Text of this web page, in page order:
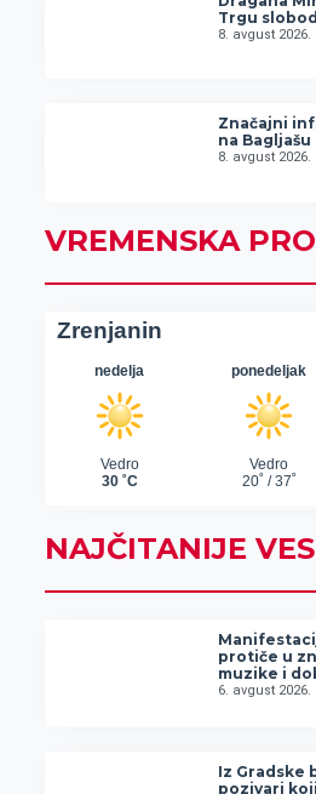
Trgu
8. avgust 2026.
Značajni
na Bagljašu
8. avgust 2026.
VREMENSKA
NAJČITANIJE
protiče u
muzike i
6. avgust 2026.
Iz Gradske
pozivari